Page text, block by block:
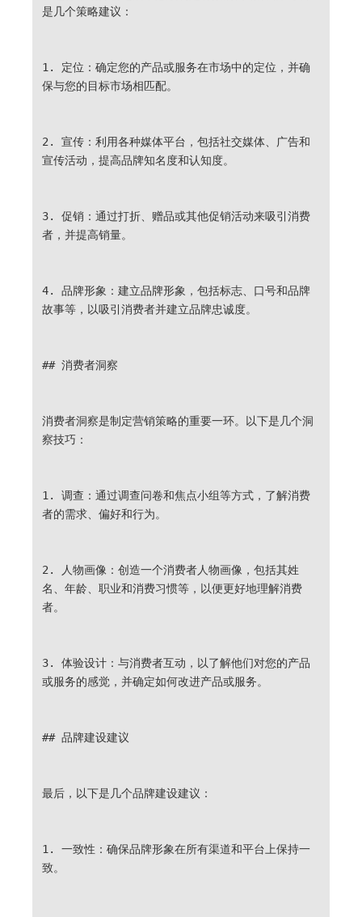
是几个策略建议：
1. 定位：确定您的产品或服务在市场中的定位，并确
保与您的目标市场相匹配。
2. 宣传：利用各种媒体平台，包括社交媒体、广告和
宣传活动，提高品牌知名度和认知度。
3. 促销：通过打折、赠品或其他促销活动来吸引消费
者，并提高销量。
4. 品牌形象：建立品牌形象，包括标志、口号和品牌
故事等，以吸引消费者并建立品牌忠诚度。
## 消费者洞察
消费者洞察是制定营销策略的重要一环。以下是几个洞
察技巧：
1. 调查：通过调查问卷和焦点小组等方式，了解消费
者的需求、偏好和行为。
2. 人物画像：创造一个消费者人物画像，包括其姓
名、年龄、职业和消费习惯等，以便更好地理解消费
者。
3. 体验设计：与消费者互动，以了解他们对您的产品
或服务的感觉，并确定如何改进产品或服务。
## 品牌建设建议
最后，以下是几个品牌建设建议：
1. 一致性：确保品牌形象在所有渠道和平台上保持一
致。